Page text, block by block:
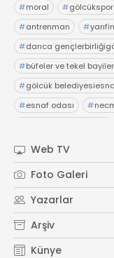
#moral #gölcükspor
#antrenman #
#darıca
#büfeler ve tekel
#gölcük
#esnaf odası #
Web TV
Foto Galeri
Yazarlar
Arşiv
Künye